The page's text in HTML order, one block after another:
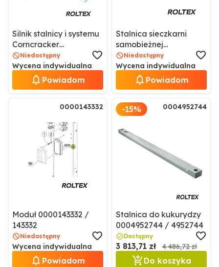
Silnik stalnicy i systemu
Corncracker
0000155343 / 155343
Niedostępny
Wycena indywidualna
Powiadom
Stalnica sieczkarni
samobieżnej
0026142590 / 26142590
Niedostępny
Wycena indywidualna
Powiadom
0000143332
Moduł 0000143332 /
143332
Niedostępny
Wycena indywidualna
Powiadom
-15% 0004952744
Stalnica do kukurydzy
0004952744 / 4952744
Dostępny
3 813,71 zł 4 486,72 zł
Do koszyka